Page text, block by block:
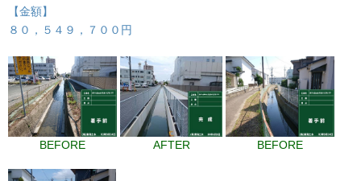
【金額】
８０，５４９，７００円
BEFORE AFTER BEFORE